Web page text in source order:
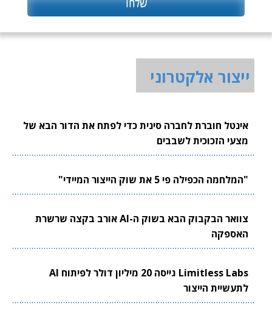
ייצור אלקטרוני
אינטל חוברת לחברה סינית כדי לפתח את הדור הבא של
מצעי הזכוכית לשבבים
"המלחמה הכפילה פי 5 את שוק הייצור המיידי"
צוואר הבקבוק הבא בשוק ה-AI אורב בקצה שרשרת
האספקה
Limitless Labs גייסה 20 מיליון דולר לפיתוח AI
לתעשיית הייצור